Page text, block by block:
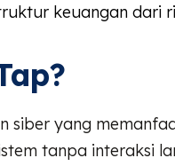
keuangan dari
siber yang
tanpa interaksi